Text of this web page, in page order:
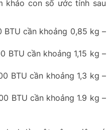
khảo con số ước tính sau
BTU cần khoảng 0,85 kg –
BTU cần khoảng 1,15 kg –
BTU cần khoảng 1,3 kg –
BTU cần khoảng 1.9 kg –